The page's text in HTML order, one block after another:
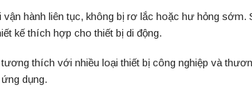
vận hành liên tục, không bị rơ lắc hoặc hư hỏng
kế thích hợp cho thiết bị di động.
thích với nhiều loại thiết bị công nghiệp và
dụng.